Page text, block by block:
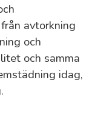
avtorkning
och
och samma
idag,